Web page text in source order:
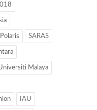
Polaris SARAS
Malaya
IAU